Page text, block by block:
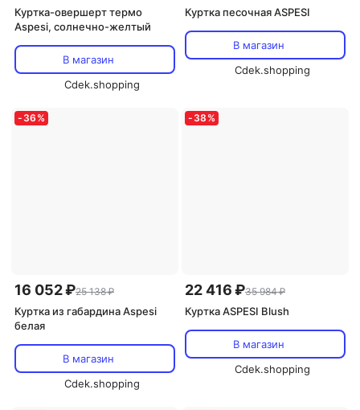
Куртка-овершерт термо
Aspesi, солнечно-желтый
В магазин
Cdek.shopping
Куртка песочная ASPESI
В магазин
Cdek.shopping
- 36 %
16 052 ₽25 138 ₽
Куртка из габардина Aspesi
белая
В магазин
Cdek.shopping
- 38 %
22 416 ₽35 984 ₽
Куртка ASPESI Blush
В магазин
Cdek.shopping